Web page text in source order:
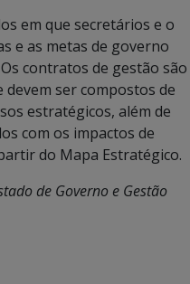
em que secretários e o
e as metas de governo
contratos de gestão são
ser compostos de
estratégicos, além de
com os impactos de
do Mapa Estratégico.
de Governo e Gestão